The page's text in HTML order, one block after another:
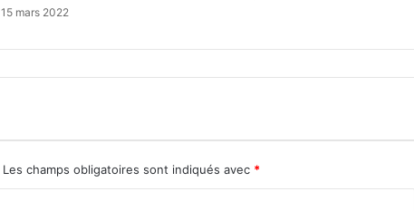
15 mars 2022
Les champs obligatoires sont indiqués avec *